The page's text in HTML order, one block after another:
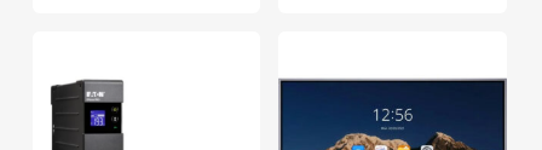
TTC 1.370,000. TTC